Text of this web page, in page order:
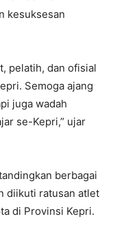
kesuksesan
pelatih, dan ofisial
Semoga ajang
juga wadah
se-Kepri,” ujar
berbagai
diikuti ratusan atlet
di Provinsi Kepri.